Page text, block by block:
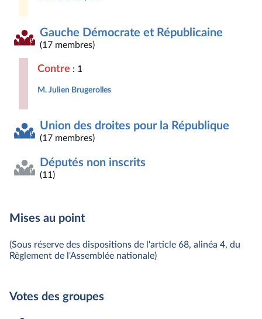
Gauche Démocrate et Républicaine
(17 membres)
Contre : 1
M. Julien Brugerolles
Union des droites pour la République
(17 membres)
Députés non inscrits
(11)
Mises au point
(Sous réserve des dispositions de l'article 68, alinéa 4, du
Règlement de l'Assemblée nationale)
Votes des groupes